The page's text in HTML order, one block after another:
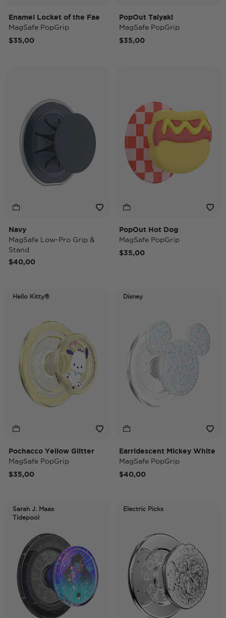
Enamel Locket of the Fae
MagSafe PopGrip
$35,00
PopOut Taiyaki
MagSafe PopGrip
$35,00
Navy
MagSafe Low-Pro Grip &
Stand
$40,00
PopOut Hot Dog
MagSafe PopGrip
$35,00
Hello Kitty®
Pochacco Yellow Glitter
MagSafe PopGrip
$35,00
Disney
Earridescent Mickey White
MagSafe PopGrip
$40,00
Sarah J. Maas
Tidepool
Electric Picks